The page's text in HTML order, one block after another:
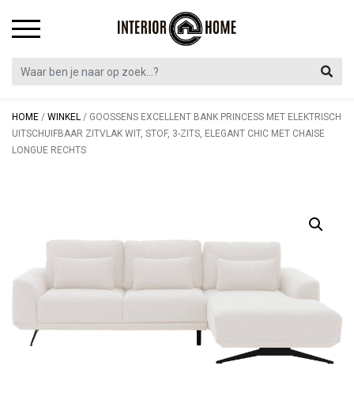
HOME / WINKEL / GOOSSENS EXCELLENT BANK PRINCESS MET ELEKTRISCH
UITSCHUIFBAAR ZITVLAK WIT, STOF, 3-ZITS, ELEGANT CHIC MET CHAISE
LONGUE RECHTS